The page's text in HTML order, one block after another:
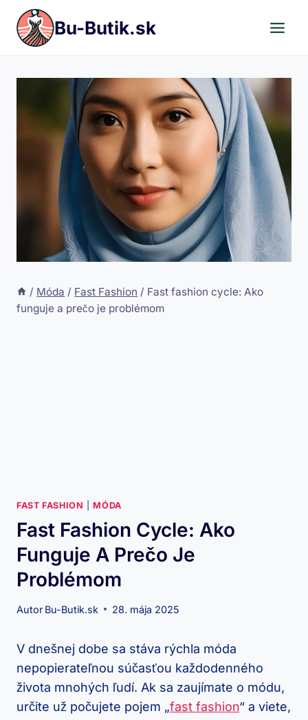
content
Bu-Butik.sk
/ Móda / Fast Fashion / Fast fashion cycle: Ako
funguje a prečo je problémom
FAST FASHION |MÓDA
Fast Fashion Cycle: Ako
Funguje A Prečo Je
Problémom
Autor Bu-Butik.sk 28. mája 2025
V dnešnej dobe sa stáva rýchla móda
nepopierateľnou súčasťou každodenného
života mnohých ľudí. Ak sa zaujímate o módu,
určite už počujete pojem „fast fashion“ a viete,